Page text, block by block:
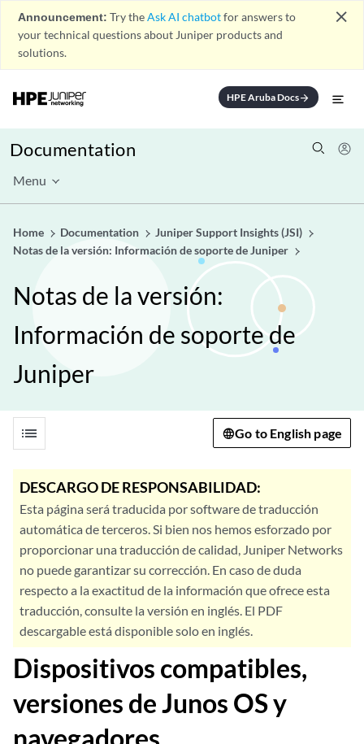
Announcement: Try theAsk AI chatbotfor answers to
your technical questions about Juniper products and
solutions.
close
HPE Aruba Docsarrow_forward
Documentation
Menu
Home Documentation
Juniper Support Insights (JSI)
Notas de la versión: Información de soporte de Juniper
Notas de la versión:
Información de soporte de
Juniper
list Go to English page
DESCARGO DE RESPONSABILIDAD:
Esta página será traducida por software de traducción
automática de terceros. Si bien nos hemos esforzado por
proporcionar una traducción de calidad, Juniper Networks
no puede garantizar su corrección. En caso de duda
respecto a la exactitud de la información que ofrece esta
traducción, consulte la versión en inglés. El PDF
descargable está disponible solo en inglés.
Dispositivos compatibles,
versiones de Junos OS y